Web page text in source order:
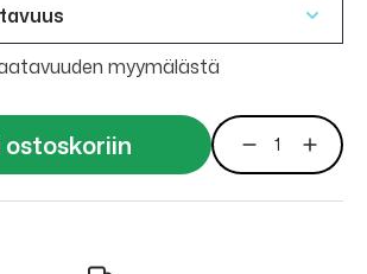
myymälästä
ostoskoriin